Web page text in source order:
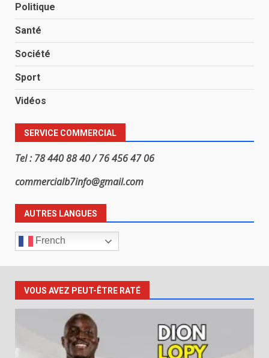
Politique
Santé
Société
Sport
Vidéos
SERVICE COMMERCIAL
Tel : 78 440 88 40 / 76 456 47 06
commercialb7info@gmail.com
AUTRES LANGUES
French
VOUS AVEZ PEUT-ÊTRE RATÉ